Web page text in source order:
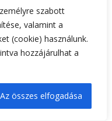
szabott
valamint a
(cookie) használunk.
hozzájárulhat a
Az összes elfogadása